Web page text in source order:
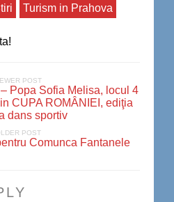
Turism in Prahova
POST
Popa Sofia Melisa, locul 4
CUPA ROMÂNIEI, ediţia
dans sportiv
POST
Comunca Fantanele